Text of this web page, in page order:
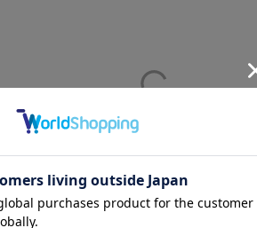
お気に入り商品を確認する